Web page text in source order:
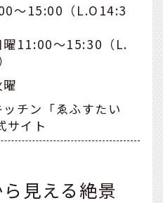
〜15:00（L.O14:3
曜11:00〜15:30（L.
チン「ゑふすたい
サイト
見える絶景